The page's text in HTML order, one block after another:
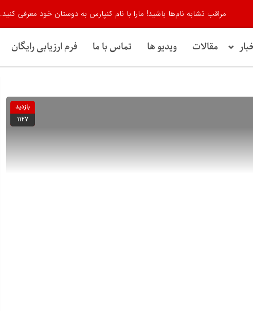
مقالات ویدیو ها تماس با ما فرم ارزیابی رایگان
بازدید
1127
مراقب تشابه نام‌ها باشید! مارا با نام کنپارس به دوستان خود معرفی کنید.